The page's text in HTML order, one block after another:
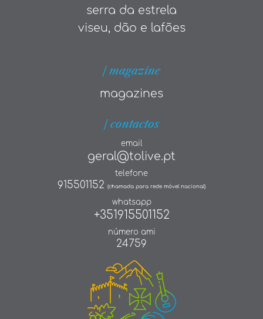
serra da estrela
viseu, dão e lafões
| magazine
magazines
| contactos
email
geral@tolive.pt
telefone
915501152 (chamada para rede móvel nacional)
whatsapp
+351915501152
número ami
24759